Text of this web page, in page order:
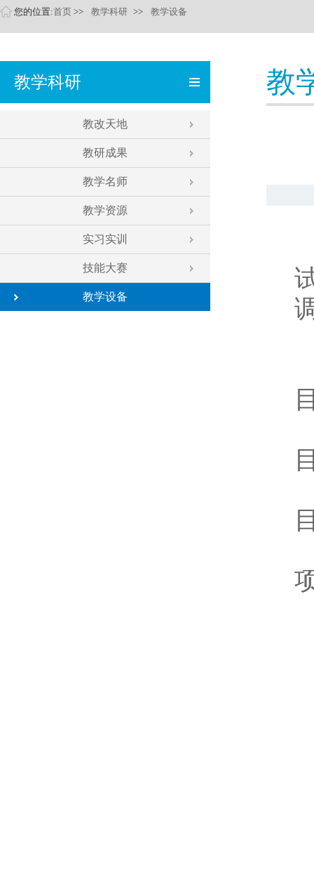
您的位置:首页 >> 教学科研 >> 教学设备
教学科研
教改天地
教研成果
教学名师
教学资源
实习实训
技能大赛
教学设备
教